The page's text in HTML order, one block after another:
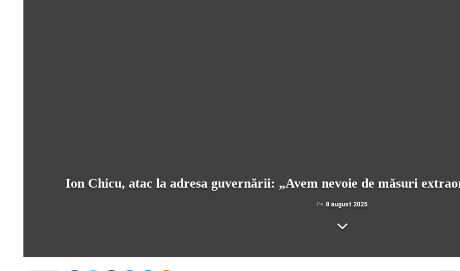
Ion Chicu, atac la adresa guvernării: „Avem nevoie de măsuri
Pe 8 august 2025